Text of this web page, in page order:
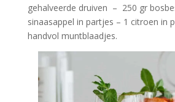
gehalveerde druiven – 250 gr
sinaasappel in partjes – 1 citroen in
handvol muntblaadjes.